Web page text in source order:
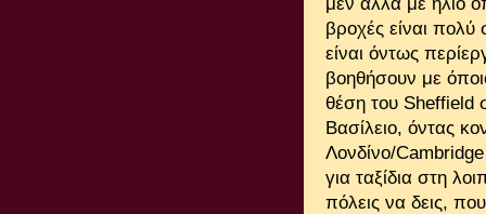
βροχές είναι πολύ
είναι όντως
βοηθήσουν με
θέση του Sheffield
Βασίλειο, όντας
Λονδίνο/Cambridge
για ταξίδια στη
πόλεις να δεις,